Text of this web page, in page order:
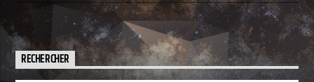
RECHERCHER